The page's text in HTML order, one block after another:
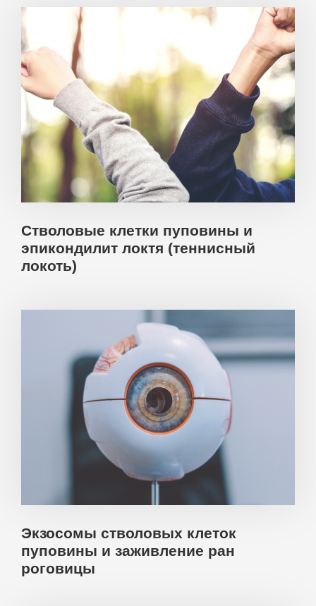
Стволовые клетки пуповины и
эпикондилит локтя (теннисный
локоть)
Экзосомы стволовых клеток
пуповины и заживление ран
роговицы